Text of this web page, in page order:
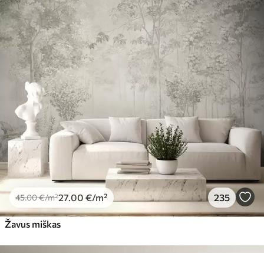
45.00€/m²27.00 €/m² 235
Žavus miškas